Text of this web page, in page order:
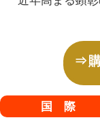
⇒
国 際